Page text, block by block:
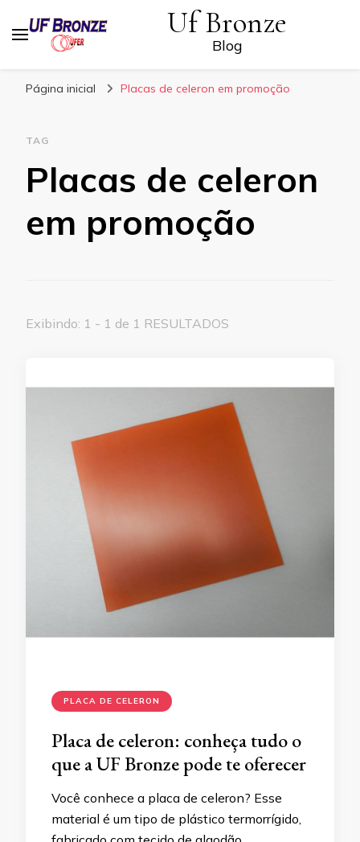
Uf Bronze
Blog
Página inicial Placas de celeron em promoção
TAG
Placas de celeron
em promoção
Exibindo: 1 - 1 de 1 RESULTADOS
PLACA DE CELERON
Placa de celeron: conheça tudo o
que a UF Bronze pode te oferecer
Você conhece a placa de celeron? Esse
material é um tipo de plástico termorrígido,